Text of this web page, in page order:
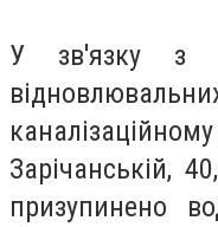
У зв'язку з
Зарічанській, 40,
призупинено